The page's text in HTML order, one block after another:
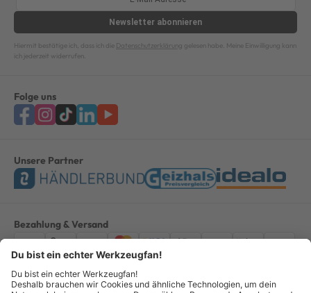
Newsletter abonnieren
Hiermit bestätige ich, dass ich die Datenschutzerklärung gelesen habe. Meine Einwilligung kann
ich jederzeit widerrufen.
Folge uns
Unsere Partner
Bezahlung & Versand